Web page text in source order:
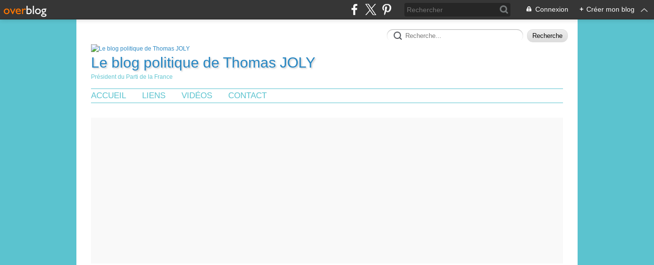
Connexion + Créer mon blog
Le blog politique de Thomas JOLY
Président du Parti de la France
ACCUEIL LIENS VIDÉOS CONTACT